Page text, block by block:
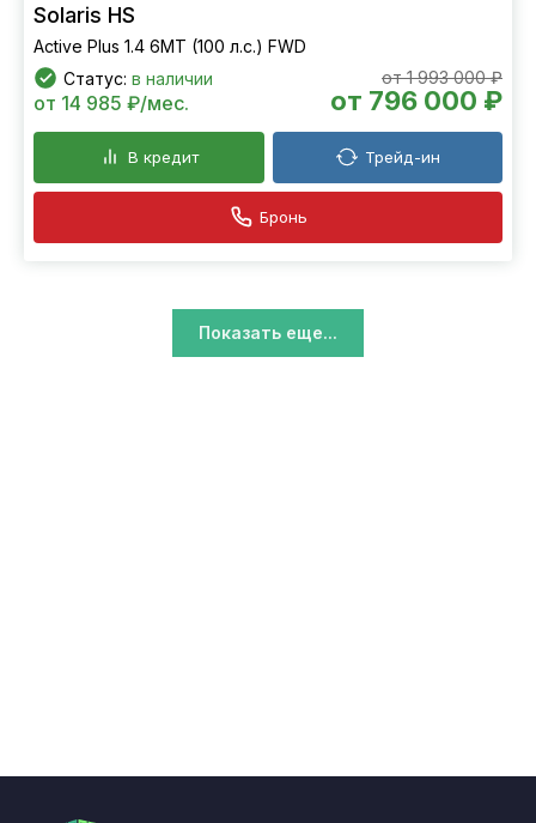
Solaris HS
Active Plus 1.4 6MT (100 л.с.) FWD
Статус: в наличии от 1 993 000 ₽
от 796 000 ₽
от 14 985 ₽/мес.
В кредит Трейд-ин
Бронь
Показать еще...